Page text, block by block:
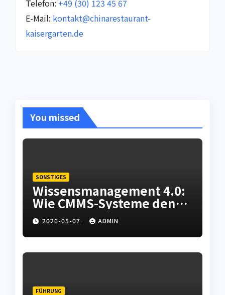
Telefon: +49 (30) 123 45 67
E-Mail: kontakt@chinarestaurant-
kaisergarten.de
You missed
SONSTIGES
Wissensmanagement 4.0:
Wie CMMS-Systeme den
Fachkräftemangel in der
Instandhaltung abfedern
2026-05-07 ADMIN
FÜHRUNG